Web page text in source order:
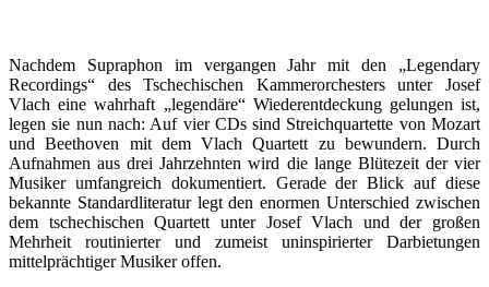
Nachdem Supraphon im vergangen Jahr mit den „Legendary
Recordings“ des Tschechischen Kammerorchesters unter Josef
Vlach eine wahrhaft „legendäre“ Wiederentdeckung gelungen ist,
legen sie nun nach: Auf vier CDs sind Streichquartette von Mozart
und Beethoven mit dem Vlach Quartett zu bewundern. Durch
Aufnahmen aus drei Jahrzehnten wird die lange Blütezeit der vier
Musiker umfangreich dokumentiert. Gerade der Blick auf diese
bekannte Standardliteratur legt den enormen Unterschied zwischen
dem tschechischen Quartett unter Josef Vlach und der großen
Mehrheit routinierter und zumeist uninspirierter Darbietungen
mittelprächtiger Musiker offen.